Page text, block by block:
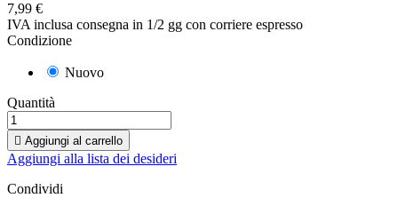
7,99 €
IVA inclusa consegna in 1/2 gg con corriere espresso
Condizione
Nuovo
Quantità
 Aggiungi al carrello
Aggiungi alla lista dei desideri
Condividi